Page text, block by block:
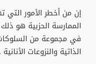
إن من أخطر الأمور التي
الممارسة الحزبية هو
في مجموعة من السلوكات
الذاتية والنزوعات الأنانية .